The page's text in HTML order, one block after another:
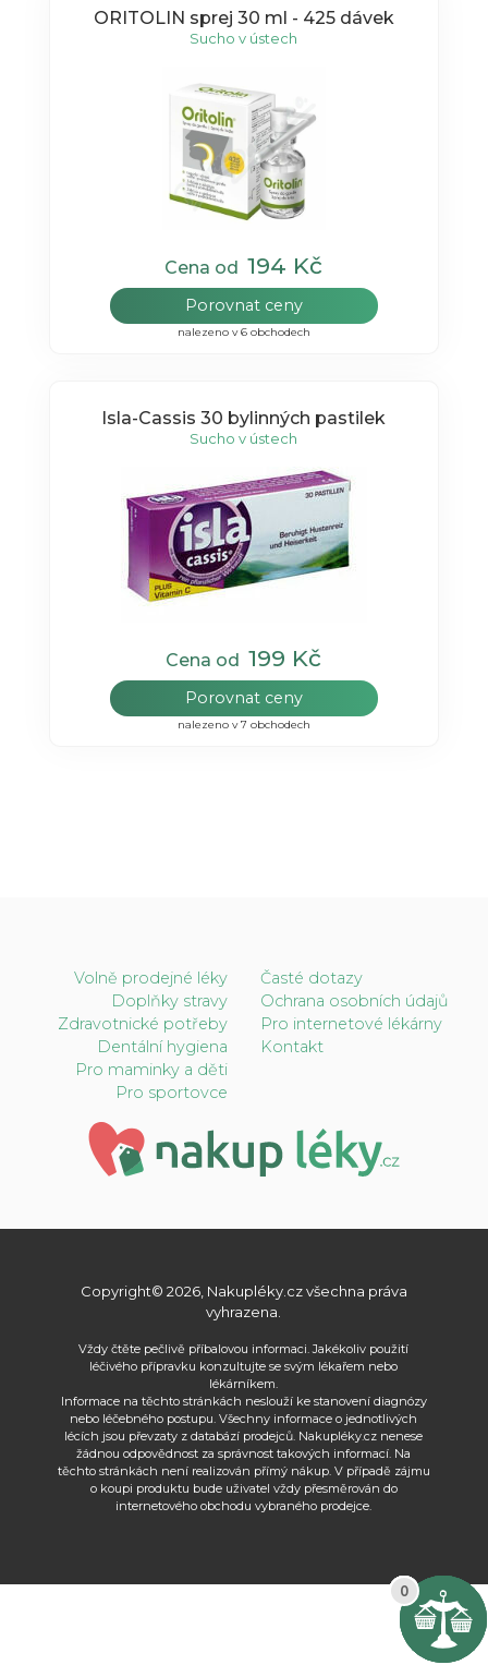
2
2
2
ORITOLIN sprej 30 ml - 425 dávek
Sucho v ústech
Cena od194 Kč
Porovnat ceny
nalezeno v 6 obchodech
2
Isla-Cassis 30 bylinných pastilek
Sucho v ústech
Cena od199 Kč
Porovnat ceny
nalezeno v 7 obchodech
Volně prodejné léky
Doplňky stravy
Zdravotnické potřeby
Dentální hygiena
Pro maminky a děti
Pro sportovce
Časté dotazy
Ochrana osobních údajů
Pro internetové lékárny
Kontakt
Copyright© 2026, Nakupléky.cz všechna práva
vyhrazena.
Vždy čtěte pečlivě příbalovou informaci. Jakékoliv použití
léčivého přípravku konzultujte se svým lékařem nebo
lékárníkem.
Informace na těchto stránkách neslouží ke stanovení diagnózy
nebo léčebného postupu. Všechny informace o jednotlivých
lécích jsou převzaty z databází prodejců. Nakupléky.cz nenese
žádnou odpovědnost za správnost takových informací. Na
těchto stránkách není realizován přímý nákup. V případě zájmu
o koupi produktu bude uživatel vždy přesměrován do
internetového obchodu vybraného prodejce.
0